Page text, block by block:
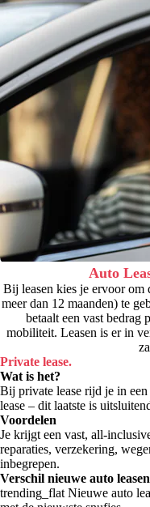
Auto
Bij leasen kies je ervoor om
meer dan 12 maanden) te
betaalt een vast bedrag
mobiliteit. Leasen is er in
Private lease.
Wat is het?
Bij private lease rijd je in
lease – dit laatste is
Voordelen
Je krijgt een vast, all-
reparaties, verzekering,
inbegrepen.
Verschil nieuwe auto
trending_flat Nieuwe auto